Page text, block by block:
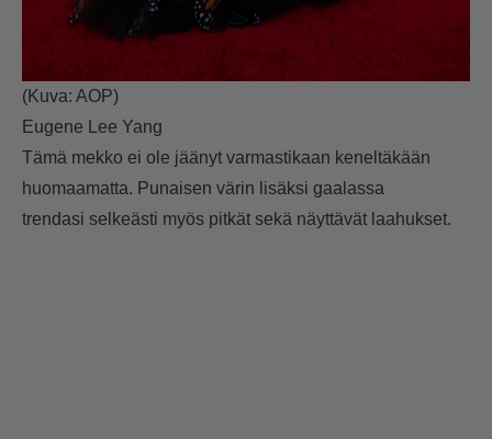
(Kuva: AOP)
Eugene Lee Yang
Tämä mekko ei ole jäänyt varmastikaan keneltäkään
huomaamatta. Punaisen värin lisäksi gaalassa
trendasi selkeästi myös pitkät sekä näyttävät laahukset.